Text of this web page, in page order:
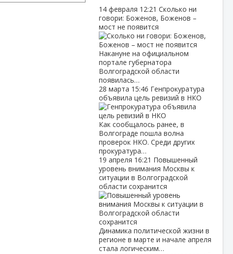
14 февраля 12:21 Сколько ни
говори: Боженов, Боженов –
мост не появится
Накануне на официальном
портале губернатора
Волгоградской области
появилась…
28 марта 15:46 Генпрокуратура
объявила цель ревизий в НКО
Как сообщалось ранее, в
Волгограде пошла волна
проверок НКО. Среди других
прокуратура…
19 апреля 16:21 Повышенный
уровень внимания Москвы к
ситуации в Волгоградской
области сохранится
Динамика политической жизни в
регионе в марте и начале апреля
стала логическим…